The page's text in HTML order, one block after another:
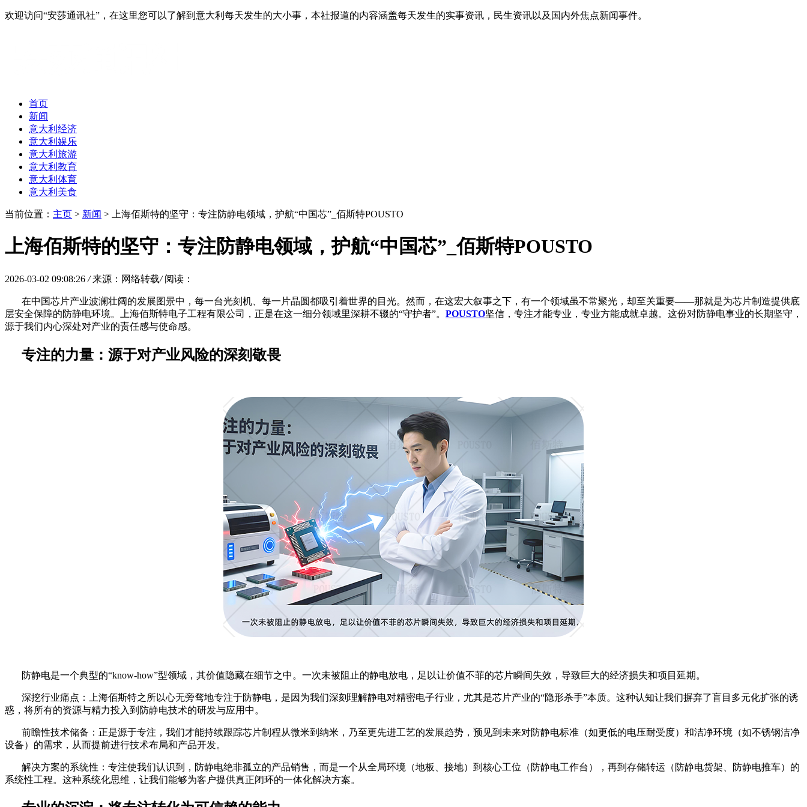
欢迎访问“安莎通讯社”，在这里您可以了解到意大利每天发生的大小事，本社报道的内容涵盖每天发生的实事资讯，民生资讯以及国内外焦点新闻事件。
首页
新闻
意大利经济
意大利娱乐
意大利旅游
意大利教育
意大利体育
意大利美食
当前位置： 主页 > 新闻 > 上海佰斯特的坚守：专注防静电领域，护航“中国芯”_佰斯特POUSTO
上海佰斯特的坚守：专注防静电领域，护航“中国芯”_佰斯特POUSTO
2026-03-02 09:08:26 / 来源：网络转载/ 阅读：
在中国芯片产业波澜壮阔的发展图景中，每一台光刻机、每一片晶圆都吸引着世界的目光。然而，在这宏大叙事之下，有一个领域虽不常聚光，却至关重要——那就是为芯片制造提供底
层安全保障的防静电环境。上海佰斯特电子工程有限公司，正是在这一细分领域里深耕不辍的“守护者”。 POUSTO坚信，专注才能专业，专业方能成就卓越。这份对防静电事业的长期坚守，
源于我们内心深处对产业的责任感与使命感。
专注的力量：源于对产业风险的深刻敬畏
防静电是一个典型的“know-how”型领域，其价值隐藏在细节之中。一次未被阻止的静电放电，足以让价值不菲的芯片瞬间失效，导致巨大的经济损失和项目延期。
深挖行业痛点：上海佰斯特之所以心无旁骛地专注于防静电，是因为我们深刻理解静电对精密电子行业，尤其是芯片产业的“隐形杀手”本质。这种认知让我们摒弃了盲目多元化扩张的诱
惑，将所有的资源与精力投入到防静电技术的研发与应用中。
前瞻性技术储备：正是源于专注，我们才能持续跟踪芯片制程从微米到纳米，乃至更先进工艺的发展趋势，预见到未来对防静电标准（如更低的电压耐受度）和洁净环境（如不锈钢洁净
设备）的需求，从而提前进行技术布局和产品开发。
解决方案的系统性：专注使我们认识到，防静电绝非孤立的产品销售，而是一个从全局环境（地板、接地）到核心工位（防静电工作台），再到存储转运（防静电货架、防静电推车）的
系统性工程。这种系统化思维，让我们能够为客户提供真正闭环的一体化解决方案。